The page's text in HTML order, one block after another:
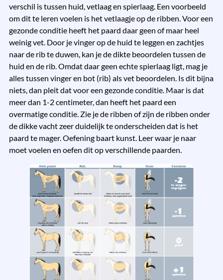
verschil is tussen huid, vetlaag en spierlaag. Een voorbeeld
om dit te leren voelen is het vetlaagje op de ribben. Voor een
gezonde conditie heeft het paard daar geen of maar heel
weinig vet. Door je vinger op de huid te leggen en zachtjes
naar de rib te duwen, kan je de dikte beoordelen tussen de
huid en de rib. Omdat daar geen echte spierlaag ligt, mag je
alles tussen vinger en bot (rib) als vet beoordelen. Is dit bijna
niets, dan pleit dat voor een gezonde conditie. Maar is dat
meer dan 1-2 centimeter, dan heeft het paard een
overmatige conditie. Zie je de ribben of zijn de ribben onder
de dikke vacht zeer duidelijk te onderscheiden dat is het
paard te mager. Oefening baart kunst. Leer waar je naar
moet voelen en oefen dit op verschillende paarden.